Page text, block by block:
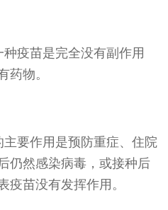
疫苗是完全没有副作用
药物。
要作用是预防重症、住院
仍然感染病毒，或接种后
疫苗没有发挥作用。